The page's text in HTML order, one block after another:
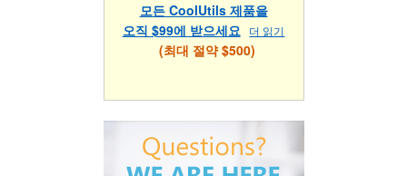
모든 CoolUtils 제품을
오직 $99에 받으세요
더 읽기
(최대 절약 $500)